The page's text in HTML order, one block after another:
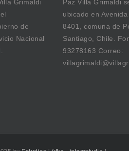
Grimaldi
de
Nacional
Paz Villa Grimaldi
ubicado en
8401, comuna de
Santiago, Chile.
93278163 Correo: